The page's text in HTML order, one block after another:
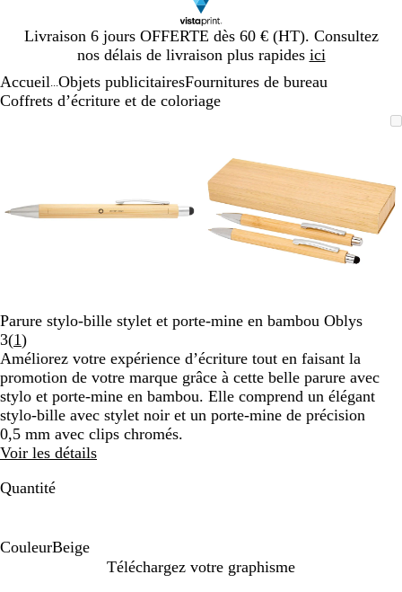
Livraison 6 jours OFFERTE dès 60 € (HT). Consultez
nos délais de livraison plus rapides ici
Diapositive
1
Accueil Objets publicitairesFournitures de bureau
Coffrets d’écriture et de coloriage
moins
fléchées
faire
défiler
plus
moins
pour
zoomer
fléchées
faire
défiler
Parure stylo-bille stylet et porte-mine en bambou Oblys
3(1Lire
les
1
avis
)
Améliorez votre expérience d’écriture tout en faisant la
promotion de votre marque grâce à cette belle parure avec
stylo et porte-mine en bambou. Elle comprend un élégant
stylo-bille avec stylet noir et un porte-mine de précision
0,5 mm avec clips chromés.
Voir les détails
Quantité
CouleurBeige
Téléchargez votre graphisme